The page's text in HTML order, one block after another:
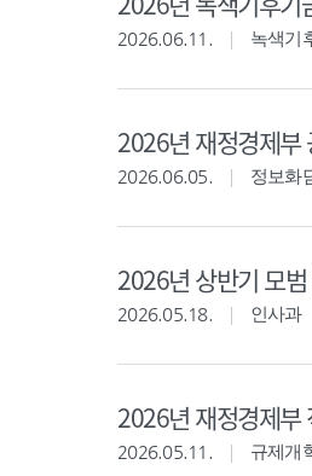
2026.06.11. 녹색기
2026년 재정경제부
2026.06.05. 정보화
2026년 상반기 모
2026.05.18. 인사과
2026년 재정경제부
2026.05.11. 규제개